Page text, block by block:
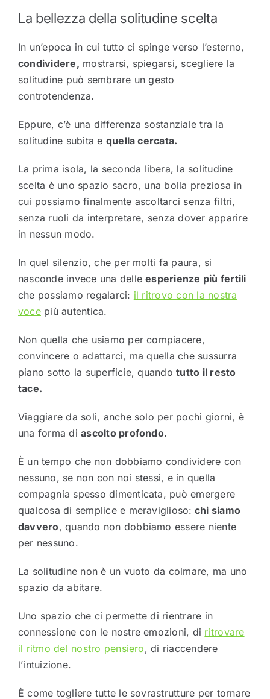
La bellezza della solitudine scelta
In un’epoca in cui tutto ci spinge verso l’esterno,
condividere, mostrarsi, spiegarsi, scegliere la
solitudine può sembrare un gesto
controtendenza.
Eppure, c’è una differenza sostanziale tra la
solitudine subita e quella cercata.
La prima isola, la seconda libera, la solitudine
scelta è uno spazio sacro, una bolla preziosa in
cui possiamo finalmente ascoltarci senza filtri,
senza ruoli da interpretare, senza dover apparire
in nessun modo.
In quel silenzio, che per molti fa paura, si
nasconde invece una delleesperienze più fertili
che possiamo regalarci: il ritrovo con la nostra
vocepiù autentica.
Non quella che usiamo per compiacere,
convincere o adattarci, ma quella che sussurra
piano sotto la superficie, quandotutto il resto
tace.
Viaggiare da soli, anche solo per pochi giorni, è
una forma diascolto profondo.
È un tempo che non dobbiamo condividere con
nessuno, se non con noi stessi, e in quella
compagnia spesso dimenticata, può emergere
qualcosa di semplice e meraviglioso: chi siamo
davvero, quando non dobbiamo essere niente
per nessuno.
La solitudine non è un vuoto da colmare, ma uno
spazio da abitare.
Uno spazio che ci permette di rientrare in
connessione con le nostre emozioni, di ritrovare
il ritmo del nostro pensiero, di riaccendere
l’intuizione.
È come togliere tutte le sovrastrutture per tornare